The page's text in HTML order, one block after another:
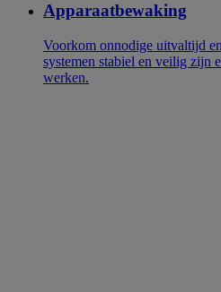
Apparaatbewaking
Voorkom onnodige uitvaltijd
systemen stabiel en veilig zijn
werken.